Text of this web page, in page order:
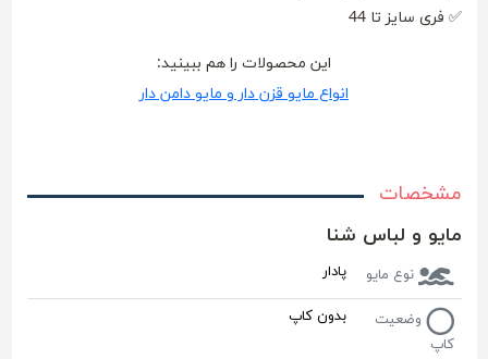
✅ فری سایز تا 44
این محصولات را هم ببینید:
انواع مایو قزن دار و مایو دامن دار
مشخصات
مایو و لباس شنا
نوع مایو پادار
وضعیت
کاپ
بدون کاپ